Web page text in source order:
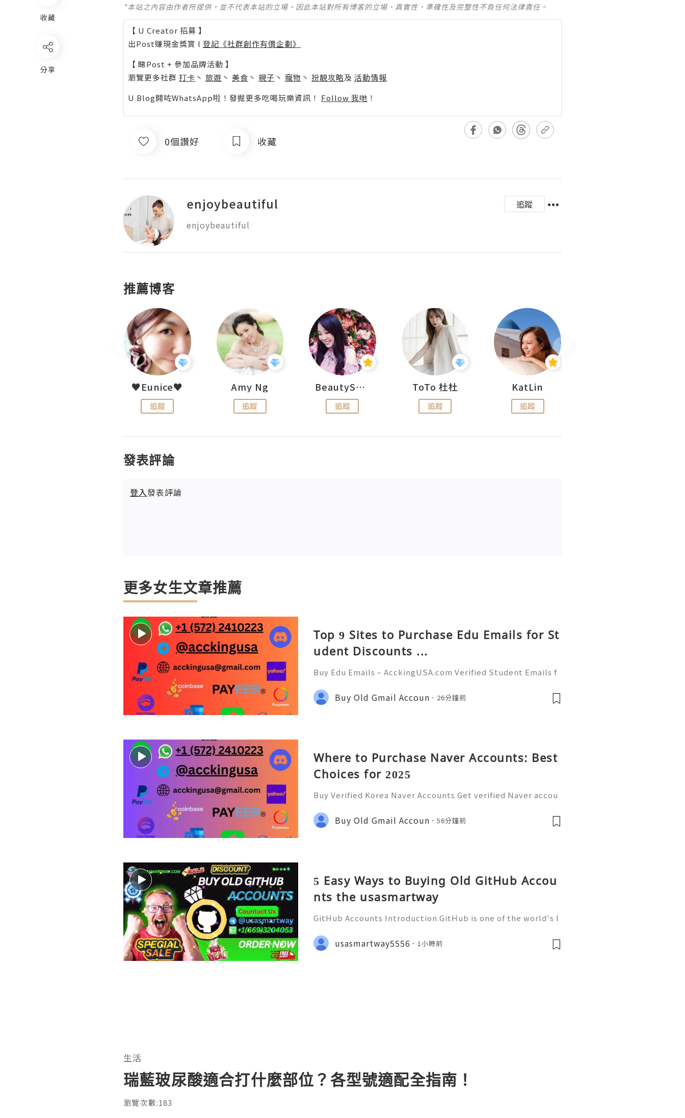
收藏
分享
*本站之內容由作者所提供，並不代表本站的立場。因此本站對所有博客的立場、真實性、準確性及完整性不負任何法律責任。
【 U Creator 招募 】
出Post賺現金獎賞 l 登記《社群創作有價企劃》
【 睇Post + 參加品牌活動 】
瀏覽更多社群 打卡 丶 旅遊 丶 美食 丶 親子 丶 寵物 丶 扮靚攻略及 活動情報
U Blog開咗WhatsApp啦！發掘更多吃喝玩樂資訊！ Follow 我哋 ！
0個讚好 收藏
enjoybeautiful
追蹤
enjoybeautiful
推薦博客
♥Eunice♥
追蹤
Amy Ng
追蹤
BeautySearch
追蹤
ToTo 杜杜
追蹤
KatLin
追蹤
發表評論
登入發表評論
更多女生文章推薦
Top 9 Sites to Purchase Edu Emails for St
udent Discounts ...
Buy Edu Emails – AcckingUSA.com Verified Student Emails f
knock us! 🌐📡💫💫💫💥 🌍🪄📩💫💥🕒🛍️💠 Telegram: @acckingu
sa 🌍🪄📩💫💥🕒🛍️💠 WhatsApp: +1 (572) 2410223 🌍
Buy Old Gmail Accoun 26分鐘前
Where to Purchase Naver Accounts: Best
Choices for 2025
Buy Verified Korea Naver Accounts Get verified Naver accou
age search, shopping, payments, and blogging with a single
trusted account. accking
Buy Old Gmail Accoun 56分鐘前
5 Easy Ways to Buying Old GitHub Accou
nts the usasmartway
GitHub Accounts Introduction GitHub is one of the world's l
ions of developers, businesses, startups, and open-source c
ommunities. It is much m
usasmartway5556 1小時前
生活
瑞藍玻尿酸適合打什麼部位？各型號適配全指南！
瀏覽次數:183